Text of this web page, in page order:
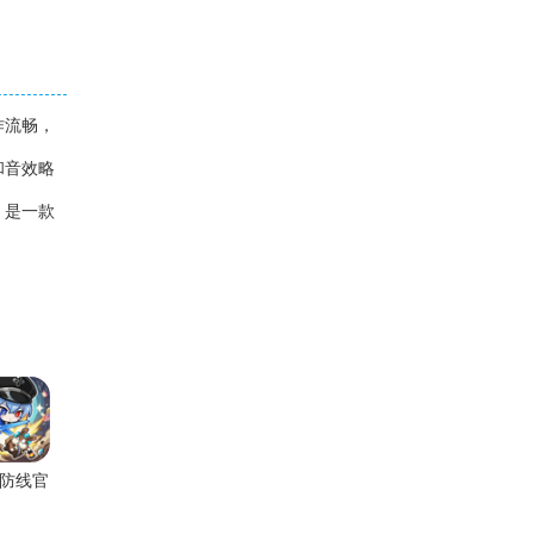
畅，
音效略
是一款
线官